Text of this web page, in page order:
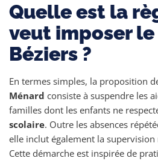
Quelle est la
veut imposer
Béziers ?
En termes simples, la proposition
Ménard consiste à suspendre les
familles dont les enfants ne
scolaire. Outre les absences
elle inclut également la
Cette démarche est inspirée de